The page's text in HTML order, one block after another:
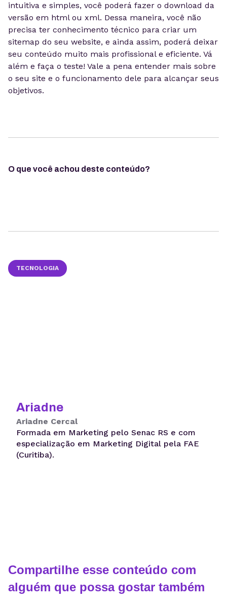
intuitiva e simples, você poderá fazer o download da
versão em html ou xml. Dessa maneira, você não
precisa ter conhecimento técnico para criar um
sitemap do seu website, e ainda assim, poderá deixar
seu conteúdo muito mais profissional e eficiente. Vá
além e faça o teste! Vale a pena entender mais sobre
o seu site e o funcionamento dele para alcançar seus
objetivos.
O que você achou deste conteúdo?
TECNOLOGIA
Ariadne
Ariadne Cercal
Formada em Marketing pelo Senac RS e com
especialização em Marketing Digital pela FAE
(Curitiba).
Compartilhe esse conteúdo com
alguém que possa gostar também